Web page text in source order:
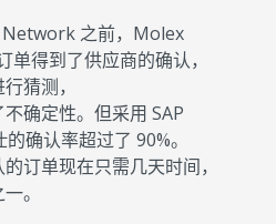
Network 之前，Molex
单得到了供应商的确认，
猜测，
确定性。但采用 SAP
确认率超过了 90%。
订单现在只需几天时间，
。